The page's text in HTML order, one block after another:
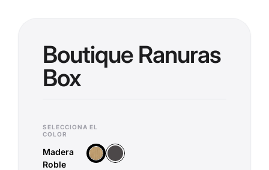
Boutique Ranuras
Box
SELECCIONA EL
COLOR
Madera
Roble
Madera Roble
Antracita